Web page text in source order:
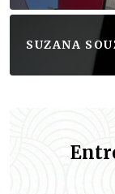
SUZANA